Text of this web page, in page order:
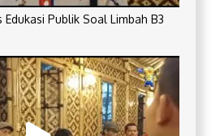
Edukasi Publik Soal Limbah B3